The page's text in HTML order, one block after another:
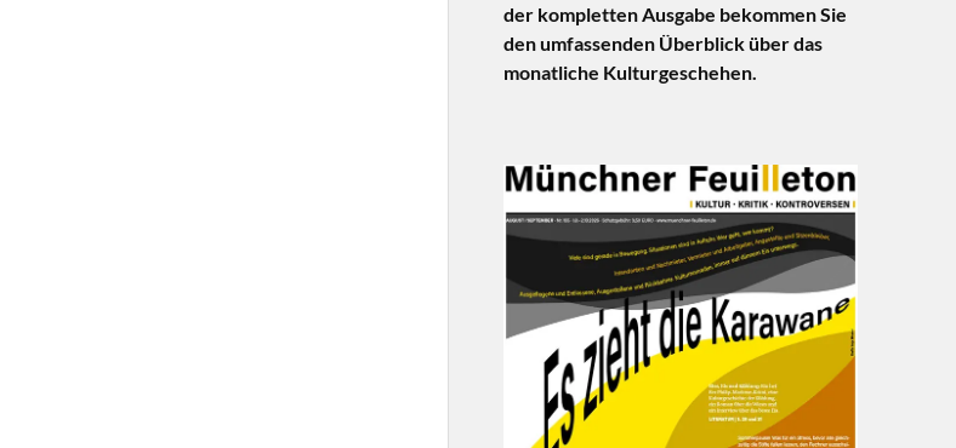
der kompletten Ausgabe bekommen Sie
den umfassenden Überblick über das
monatliche Kulturgeschehen.